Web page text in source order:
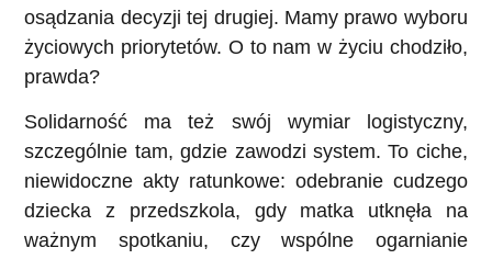
osądzania decyzji tej drugiej. Mamy prawo wyboru
życiowych priorytetów. O to nam w życiu chodziło,
prawda?
Solidarność ma też swój wymiar logistyczny,
szczególnie tam, gdzie zawodzi system. To ciche,
niewidoczne akty ratunkowe: odebranie cudzego
dziecka z przedszkola, gdy matka utknęła na
ważnym spotkaniu, czy wspólne ogarnianie